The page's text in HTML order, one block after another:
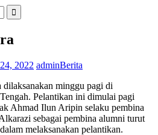
2022 adminBerita
minggu pagi di
Pelantikan ini dimulai pagi
Ahmad Ilun Aripin selaku pembina
sebagai pembina alumni turut
melaksanakan pelantikan.